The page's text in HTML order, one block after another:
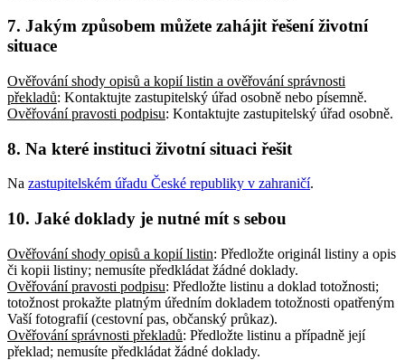
7. Jakým způsobem můžete zahájit řešení životní
situace
Ověřování shody opisů a kopií listin a ověřování správnosti
překladů: Kontaktujte zastupitelský úřad osobně nebo písemně.
Ověřování pravosti podpisu: Kontaktujte zastupitelský úřad osobně.
8. Na které instituci životní situaci řešit
Na zastupitelském úřadu České republiky v zahraničí.
10. Jaké doklady je nutné mít s sebou
Ověřování shody opisů a kopií listin: Předložte originál listiny a opis
či kopii listiny; nemusíte předkládat žádné doklady.
Ověřování pravosti podpisu: Předložte listinu a doklad totožnosti;
totožnost prokažte platným úředním dokladem totožnosti opatřeným
Vaší fotografií (cestovní pas, občanský průkaz).
Ověřování správnosti překladů: Předložte listinu a případně její
překlad; nemusíte předkládat žádné doklady.